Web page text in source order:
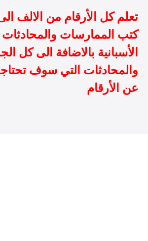
تعلم كل الأرقام من الالف
كتب الممارسات والمحادثات
الأسبانية بالاضافة الى كل
والمحادثات التي سوف
عن الأرقام